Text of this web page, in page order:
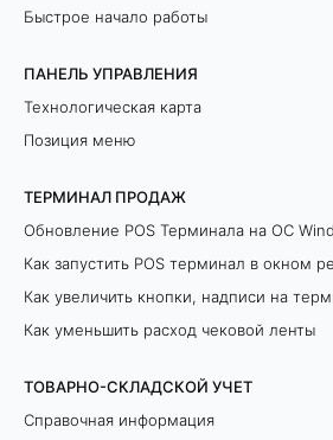
Быстрое начало работы
ПАНЕЛЬ УПРАВЛЕНИЯ
Технологическая карта
Позиция меню
ТЕРМИНАЛ ПРОДАЖ
Как уменьшить расход чековой ленты
ТОВАРНО-СКЛАДСКОЙ УЧЕТ
Справочная информация
ы